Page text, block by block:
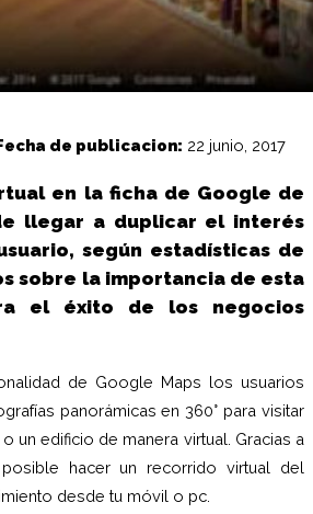
de publicacion: 22 junio, 2017
en la ficha de Google de
llegar a duplicar el interés
según estadísticas de
sobre la importancia de esta
el éxito de los negocios
de Google Maps los usuarios
panorámicas en 360° para visitar
un edificio de manera virtual. Gracias a
hacer un recorrido virtual del
desde tu móvil o pc.